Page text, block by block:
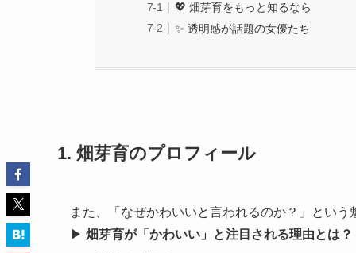
💖 畑芽育をもっと知るなら
✨ 透明感が話題の女優たち
1. 畑芽育のプロフィール
また、「なぜかわいいと言われるのか？」とい
▶ 畑芽育が「かわいい」と注目される理由とは？